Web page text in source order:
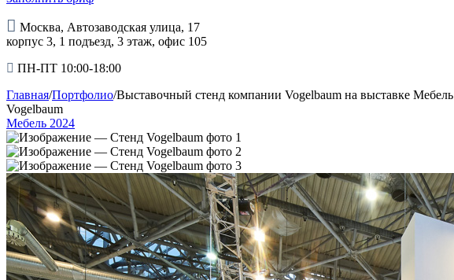
Москва, Автозаводская улица, 17
корпус 3, 1 подъезд, 3 этаж, офис 105
ПН-ПТ 10:00-18:00
Главная/Портфолио/Выставочный стенд компании Vogelbaum на выставке Мебель
Vogelbaum
Мебель 2024